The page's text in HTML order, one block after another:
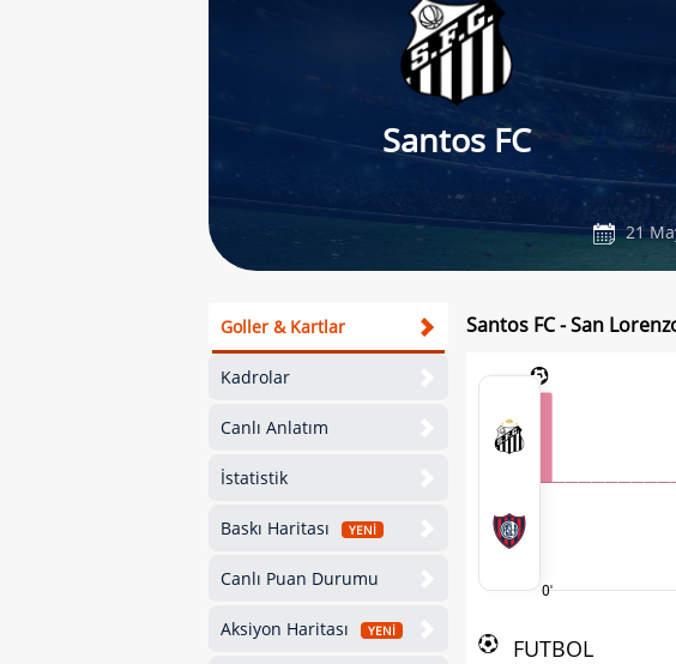
Santos FC
21
Goller & Kartlar
Kadrolar
Canlı Anlatım
İstatistik
Baskı Haritası YENİ
Canlı Puan Durumu
Aksiyon Haritası YENİ
Santos FC - San
0'
FUTBOL